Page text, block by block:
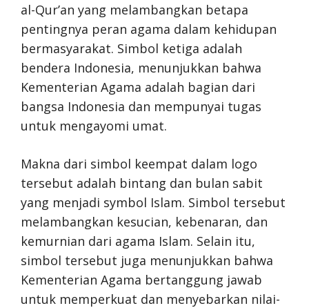
al-Qur’an yang melambangkan betapa
pentingnya peran agama dalam kehidupan
bermasyarakat. Simbol ketiga adalah
bendera Indonesia, menunjukkan bahwa
Kementerian Agama adalah bagian dari
bangsa Indonesia dan mempunyai tugas
untuk mengayomi umat.
Makna dari simbol keempat dalam logo
tersebut adalah bintang dan bulan sabit
yang menjadi symbol Islam. Simbol tersebut
melambangkan kesucian, kebenaran, dan
kemurnian dari agama Islam. Selain itu,
simbol tersebut juga menunjukkan bahwa
Kementerian Agama bertanggung jawab
untuk memperkuat dan menyebarkan nilai-